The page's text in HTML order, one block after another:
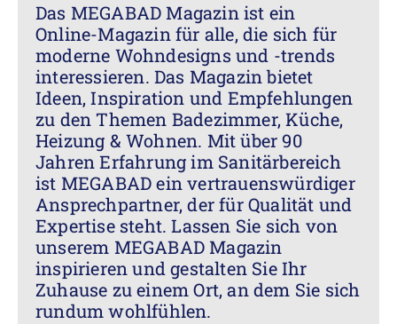
Das MEGABAD Magazin ist ein
Online-Magazin für alle, die sich für
moderne Wohndesigns und -trends
interessieren. Das Magazin bietet
Ideen, Inspiration und Empfehlungen
zu den Themen Badezimmer, Küche,
Heizung & Wohnen. Mit über 90
Jahren Erfahrung im Sanitärbereich
ist MEGABAD ein vertrauenswürdiger
Ansprechpartner, der für Qualität und
Expertise steht. Lassen Sie sich von
unserem MEGABAD Magazin
inspirieren und gestalten Sie Ihr
Zuhause zu einem Ort, an dem Sie sich
rundum wohlfühlen.